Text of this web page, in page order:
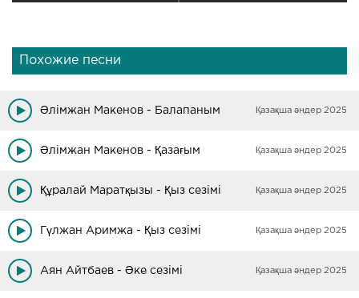
Похожие песни
Әлімжан Макенов - Балапаным Қазақша әндер 2025
Әлімжан Макенов - Қазағым Қазақша әндер 2025
Құралай Маратқызы - Қыз сезімі Қазақша әндер 2025
Гүлжан Аримжа - Қыз сезімі Қазақша әндер 2025
Аян Айтбаев - Әке сезімі Қазақша әндер 2025